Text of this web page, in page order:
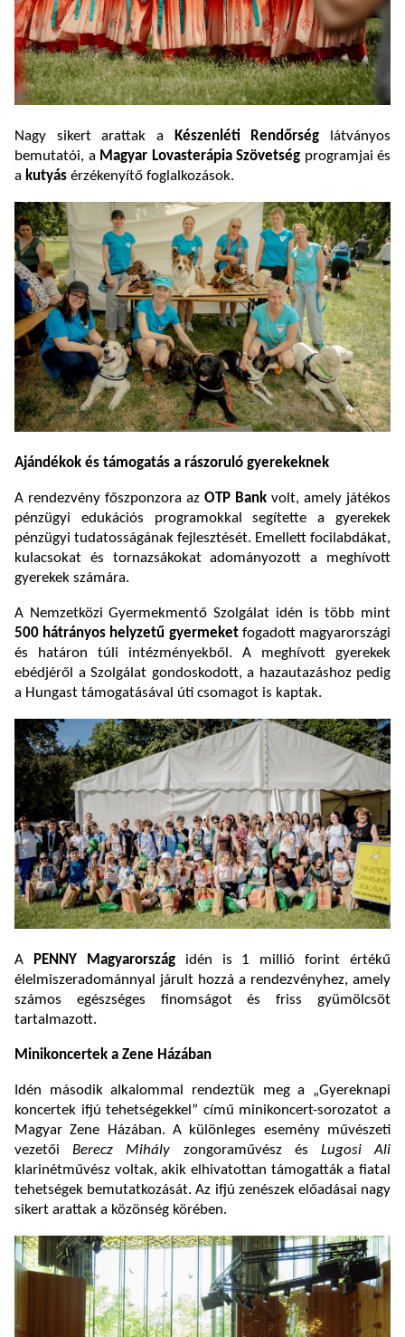
Nagy sikert arattak a Készenléti Rendőrség látványos
bemutatói, a Magyar Lovasterápia Szövetség programjai és
a kutyás érzékenyítő foglalkozások.
Ajándékok és támogatás a rászoruló gyerekeknek
A rendezvény főszponzora az OTP Bank volt, amely játékos
pénzügyi edukációs programokkal segítette a gyerekek
pénzügyi tudatosságának fejlesztését. Emellett focilabdákat,
kulacsokat és tornazsákokat adományozott a meghívott
gyerekek számára.
A Nemzetközi Gyermekmentő Szolgálat idén is több mint
500 hátrányos helyzetű gyermeketfogadott magyarországi
és határon túli intézményekből. A meghívott gyerekek
ebédjéről a Szolgálat gondoskodott, a hazautazáshoz pedig
a Hungast támogatásával úti csomagot is kaptak.
A PENNY Magyarországidén is 1 millió forint értékű
élelmiszeradománnyal járult hozzá a rendezvényhez, amely
számos egészséges finomságot és friss gyümölcsöt
tartalmazott.
Minikoncertek a Zene Házában
Idén második alkalommal rendeztük meg a „Gyereknapi
koncertek ifjú tehetségekkel” című minikoncert-sorozatot a
Magyar Zene Házában. A különleges esemény művészeti
vezetőiBerecz Mihály zongoraművész és Lugosi Ali
klarinétművész voltak, akik elhivatottan támogatták a fiatal
tehetségek bemutatkozását. Az ifjú zenészek előadásai nagy
sikert arattak a közönség körében.